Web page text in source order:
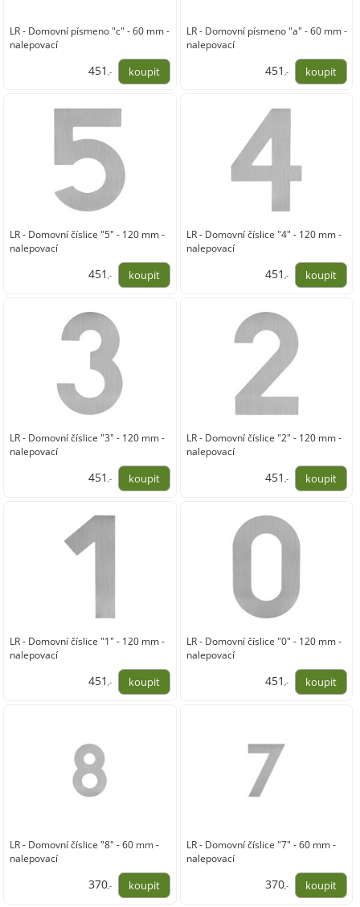
LR - Domovní písmeno "c" - 60 mm -
nalepovací
451,-
LR - Domovní písmeno "a" - 60 mm -
nalepovací
451 ,-
LR - Domovní číslice "5" - 120 mm -
nalepovací
451,-
LR - Domovní číslice "4" - 120 mm -
nalepovací
451 ,-
LR - Domovní číslice "3" - 120 mm -
nalepovací
451,-
LR - Domovní číslice "2" - 120 mm -
nalepovací
451 ,-
LR - Domovní číslice "1" - 120 mm -
nalepovací
451,-
LR - Domovní číslice "0" - 120 mm -
nalepovací
451 ,-
LR - Domovní číslice "8" - 60 mm -
nalepovací
370,-
LR - Domovní číslice "7" - 60 mm -
nalepovací
370,-